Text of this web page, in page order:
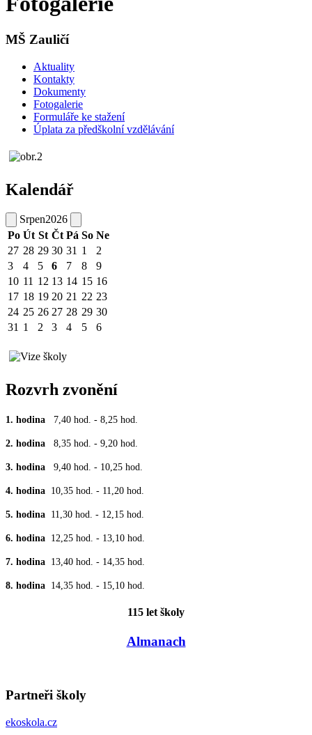
MŠ Zauličí
Aktuality
Kontakty
Dokumenty
Fotogalerie
Formuláře ke stažení
Úplata za předškolní vzdělávání
Kalendář
Srpen2026
Po Út St Čt Pá So Ne
27 28 29 30 31 1
2
3
4 5 6 7 8
9
10 11 12 13 14 15 16
17 18 19 20 21 22 23
24 25 26 27 28 29 30
31 1 2 3 4 5 6
Rozvrh zvonění
1. hodina 7,40 hod. - 8,25 hod.
2. hodina 8,35 hod. - 9,20 hod.
3. hodina 9,40 hod. - 10,25 hod.
4. hodina 10,35 hod. - 11,20 hod.
5. hodina 11,30 hod. - 12,15 hod.
6. hodina 12,25 hod. - 13,10 hod.
7. hodina 13,40 hod. - 14,35 hod.
8. hodina 14,35 hod. - 15,10 hod.
115 let školy
Almanach
Partneři školy
ekoskola.cz